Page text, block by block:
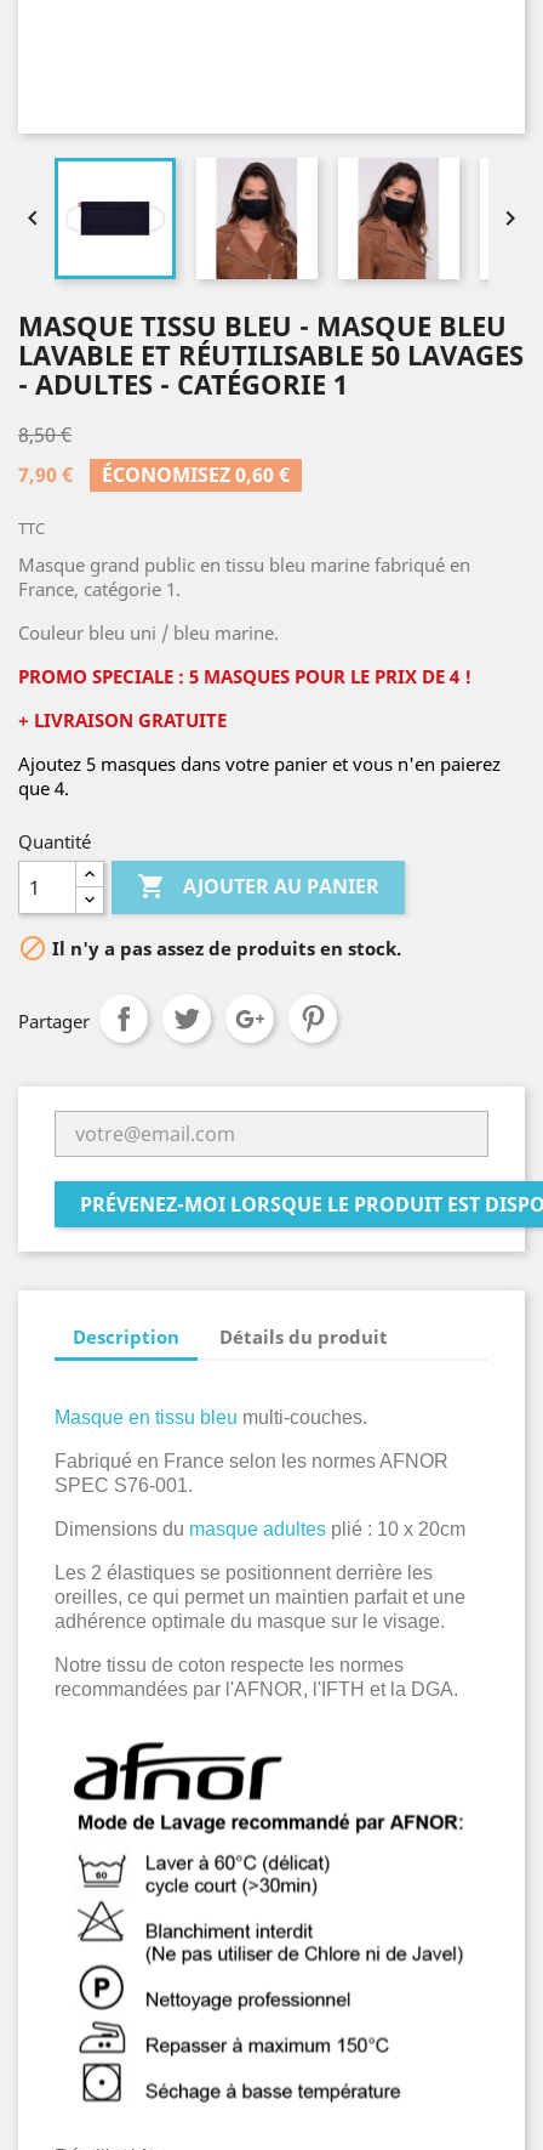
 
MASQUE TISSU BLEU - MASQUE BLEU
LAVABLE ET RÉUTILISABLE 50 LAVAGES
- ADULTES - CATÉGORIE 1
8,50 €
7,90 €
ÉCONOMISEZ 0,60 €
TTC
Masque grand public en tissu bleu marine fabriqué en
France, catégorie 1.
Couleur bleu uni / bleu marine.
PROMO SPECIALE : 5 MASQUES POUR LE PRIX DE 4 !
+ LIVRAISON GRATUITE
Ajoutez 5 masques dans votre panier et vous n'en paierez
que 4.
Quantité
 AJOUTER AU PANIER
 Il n'y a pas assez de produits en stock.
Partager
PRÉVENEZ-MOI LORSQUE LE PRODUIT EST
Description Détails du produit
Masque en tissu bleu multi-couches.
Fabriqué en France selon les normes AFNOR
SPEC S76-001.
Dimensions du masque adultes plié : 10 x 20cm
Les 2 élastiques se positionnent derrière les
oreilles, ce qui permet un maintien parfait et une
adhérence optimale du masque sur le visage.
Notre tissu de coton respecte les normes
recommandées par l'AFNOR, l'IFTH et la DGA.